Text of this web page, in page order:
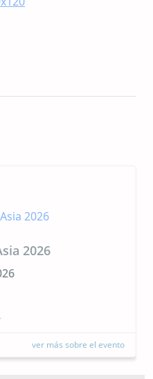
CIPAL 2026
2026
?lang=es
ver más sobre el